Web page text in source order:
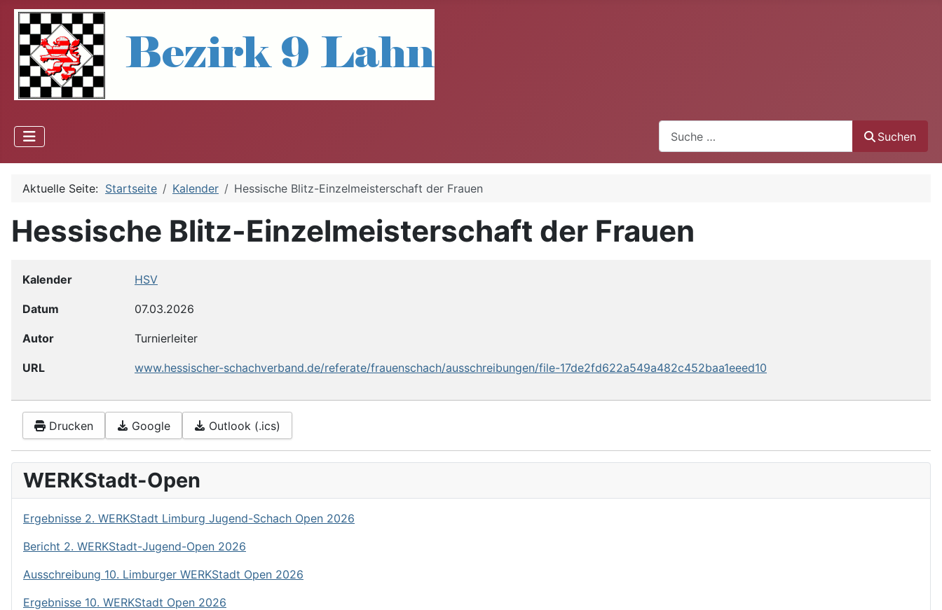
Suchen
Aktuelle Seite: Startseite Kalender Hessische Blitz-Einzelmeisterschaft der Frauen
Hessische Blitz-Einzelmeisterschaft der Frauen
Kalender HSV
Datum 07.03.2026
Autor Turnierleiter
URL www.hessischer-schachverband.de/referate/frauenschach/ausschreibungen/file-17de2fd622a549a482c452baa1eeed10
Drucken Google Outlook (.ics)
WERKStadt-Open
Ergebnisse 2. WERKStadt Limburg Jugend-Schach Open 2026
Bericht 2. WERKStadt-Jugend-Open 2026
Ausschreibung 10. Limburger WERKStadt Open 2026
Ergebnisse 10. WERKStadt Open 2026